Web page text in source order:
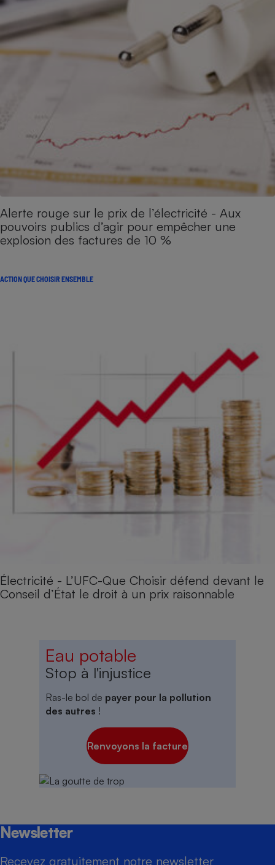
Alerte rouge sur le prix de l’électricité - Aux
pouvoirs publics d’agir pour empêcher une
explosion des factures de 10 %
ACTION QUE CHOISIR ENSEMBLE
Électricité - L’UFC-Que Choisir défend devant le
Conseil d’État le droit à un prix raisonnable
Eau potable
Stop à l'injustice
Ras-le bol de payer pour la pollution
des autres !
Renvoyons la facture
Newsletter
Recevez gratuitement notre newsletter